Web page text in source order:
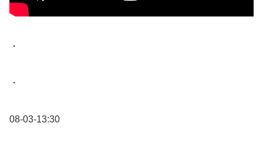
・
・
08-03-13:30